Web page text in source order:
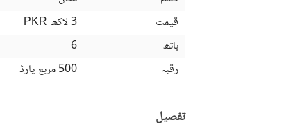
قیمت
PKR
3 لاکھ
باتھ
6
رقبہ
500 مربع یارڈ
تفصیل